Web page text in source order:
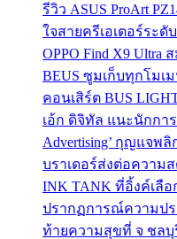
รีวิว ASUS ProArt
ใจสายครีเอเตอร์ระ
OPPO Find X9
BEUS ซูมเก็บทุกโม
คอนเสิร์ต BUS
เอ้ก ดิจิทัล แนะนักการ
Advertising’ กุญแจพ
บราเดอร์ส่งต่อความ
INK TANK ที่อิ้งค์เลือ
ปรากฏการณ์ความปร
ท้ายความสุขที่ จ ชลบุ